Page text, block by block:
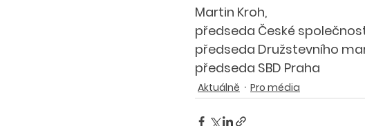
Martin Kroh,
předseda České
předseda Družstevního
předseda SBD Praha
Aktuálně Pro média